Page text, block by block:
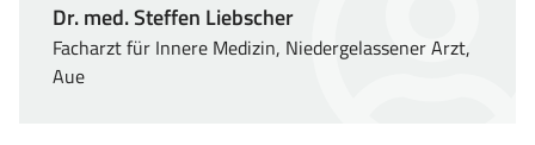
Dr. med. Steffen Liebscher
Facharzt für Innere Medizin, Niedergelassener Arzt,
Aue